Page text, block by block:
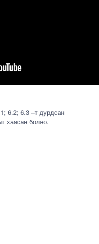
6.2; 6.3 –т дурдсан
хаасан болно.